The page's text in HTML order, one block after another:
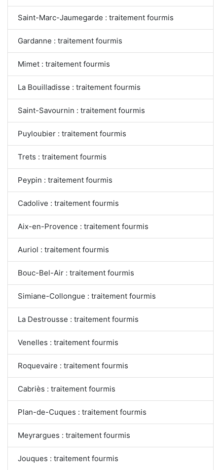
Saint-Marc-Jaumegarde : traitement fourmis
Gardanne : traitement fourmis
Mimet : traitement fourmis
La Bouilladisse : traitement fourmis
Saint-Savournin : traitement fourmis
Puyloubier : traitement fourmis
Trets : traitement fourmis
Peypin : traitement fourmis
Cadolive : traitement fourmis
Aix-en-Provence : traitement fourmis
Auriol : traitement fourmis
Bouc-Bel-Air : traitement fourmis
Simiane-Collongue : traitement fourmis
La Destrousse : traitement fourmis
Venelles : traitement fourmis
Roquevaire : traitement fourmis
Cabriès : traitement fourmis
Plan-de-Cuques : traitement fourmis
Meyrargues : traitement fourmis
Jouques : traitement fourmis